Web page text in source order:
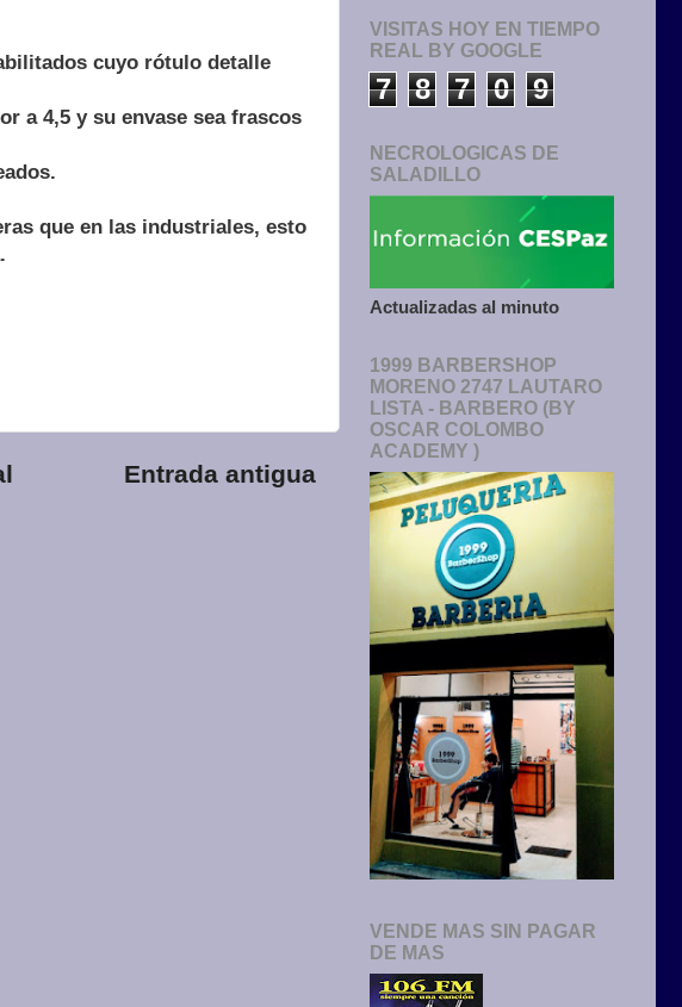
cuyo rótulo detalle
a 4,5 y su envase sea frascos
que en las industriales, esto
Entrada antigua
VISITAS HOY EN TIEMPO
REAL BY GOOGLE
7 8 7 0 9
NECROLOGICAS DE
SALADILLO
Actualizadas al minuto
1999 BARBERSHOP
MORENO 2747 LAUTARO
LISTA - BARBERO (BY
OSCAR COLOMBO
ACADEMY )
VENDE MAS SIN PAGAR
DE MAS